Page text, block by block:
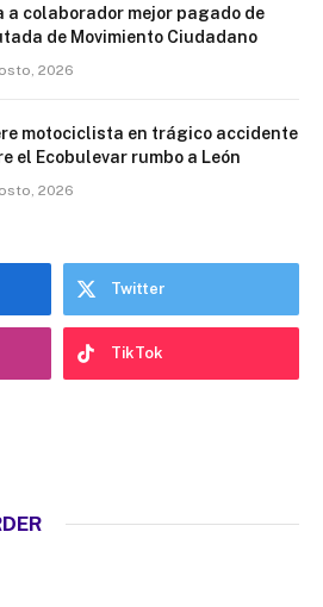
a colaborador mejor pagado de
de Movimiento Ciudadano
2026
motociclista en trágico accidente
el Ecobulevar rumbo a León
2026
Twitter
TikTok